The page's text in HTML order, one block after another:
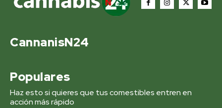
CannanisN24
Populares
Haz esto si quieres que tus comestibles entren en
acción más rápido